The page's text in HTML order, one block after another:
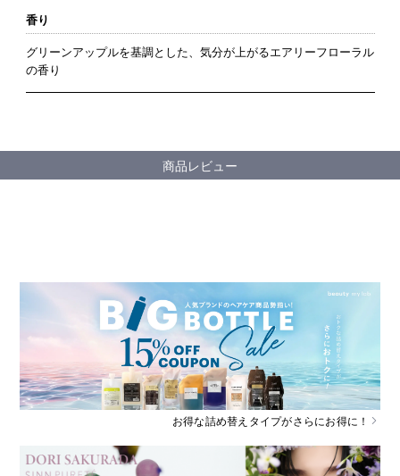
香り
グリーンアップルを基調とした、気分が上がるエアリーフローラル
の香り
商品レビュー
お得な詰め替えタイプがさらにお得に！